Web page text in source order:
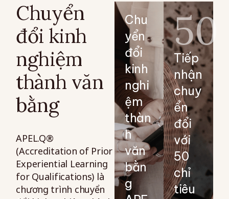
Chuyển
đổi kinh
nghiệm
thành văn
bằng
APEL.Q®
(Accreditation of Prior
Experiential Learning
for Qualifications) là
chương trình chuyển
Chu
yển
đổi
kinh
nghi
ệm
thàn
h
văn
bằn
g
50
Tiếp
nhận
chuy
ển
đổi
với
50
chỉ
tiêu